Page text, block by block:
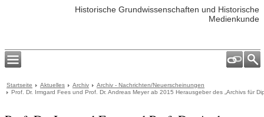
Historische Grundwissenschaften und Historische
Medienkunde
Startseite Aktuelles Archiv
Archiv - Nachrichten/Neuerscheinungen
Prof. Dr. Irmgard Fees und Prof. Dr. Andreas Meyer ab 2015 Herausgeber des „Archivs für